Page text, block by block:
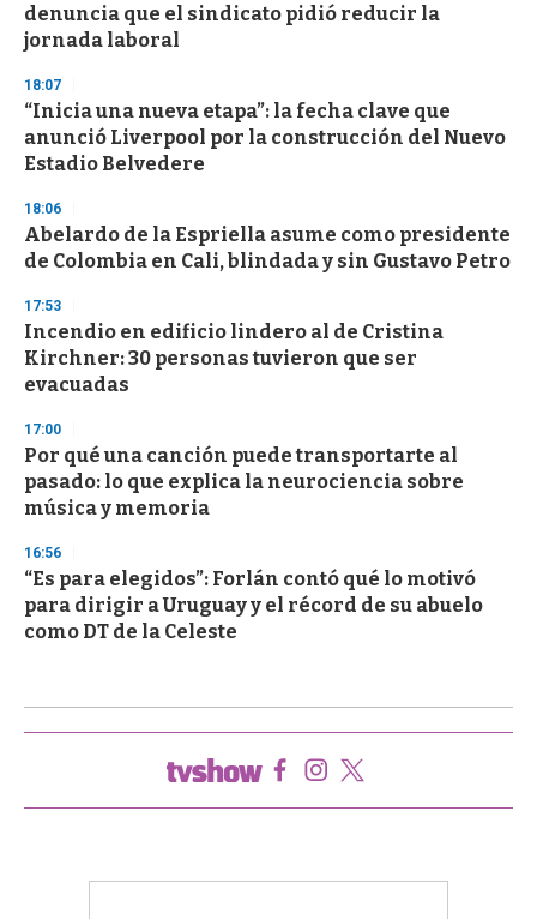
denuncia que el sindicato pidió reducir la
jornada laboral
18:07
“Inicia una nueva etapa”: la fecha clave que
anunció Liverpool por la construcción del Nuevo
Estadio Belvedere
18:06
Abelardo de la Espriella asume como presidente
de Colombia en Cali, blindada y sin Gustavo Petro
17:53
Incendio en edificio lindero al de Cristina
Kirchner: 30 personas tuvieron que ser
evacuadas
17:00
Por qué una canción puede transportarte al
pasado: lo que explica la neurociencia sobre
música y memoria
16:56
“Es para elegidos”: Forlán contó qué lo motivó
para dirigir a Uruguay y el récord de su abuelo
como DT de la Celeste